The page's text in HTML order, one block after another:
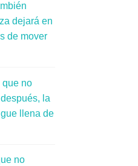
dejará en
de mover
que no
la
llena de
no